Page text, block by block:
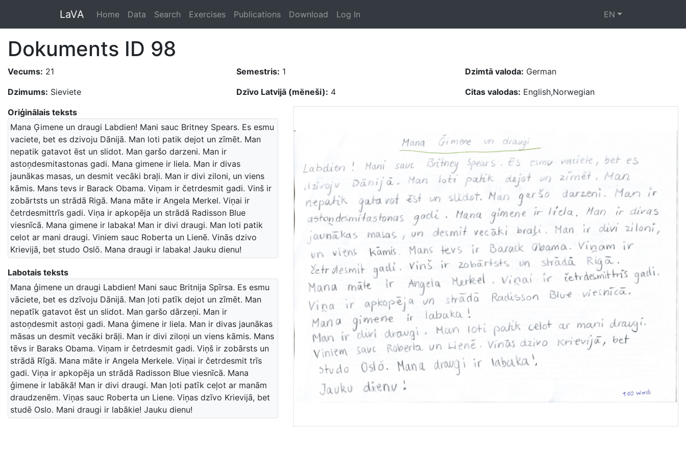
LaVA Home Data Search Exercises Publications Download Log In EN
Dokuments ID 98
Vecums: 21
Dzimums: Sieviete
Semestris: 1
Dzīvo Latvijā (mēneši): 4
Dzimtā valoda: German
Citas valodas: English,Norwegian
Oriģinālais teksts
Mana Ģimene un draugi Labdien! Mani sauc Britney Spears. Es esmu
vaciete, bet es dzivoju Dānijā. Man loti patik dejot un zīmēt. Man
nepatik gatavot ēst un slidot. Man garšo darzeni. Man ir
astoņdesmitastonas gadi. Mana gimene ir liela. Man ir divas
jaunākas masas, un desmit vecāki braļi. Man ir divi ziloni, un viens
kāmis. Mans tevs ir Barack Obama. Viņam ir četrdesmit gadi. Vinš ir
zobārtsts un strādā Rigā. Mana māte ir Angela Merkel. Viņai ir
četrdesmittrīs gadi. Viņa ir apkopēja un strādā Radisson Blue
viesnīcā. Mana gimene ir labaka! Man ir divi draugi. Man loti patik
celot ar mani draugi. Viniem sauc Roberta un Lienē. Vinās dzivo
Krievijā, bet studo Oslō. Mana draugi ir labaka! Jauku dienu!
Labotais teksts
Mana ģimene un draugi Labdien! Mani sauc Britnija Spīrsa. Es esmu
vāciete, bet es dzīvoju Dānijā. Man ļoti patīk dejot un zīmēt. Man
nepatīk gatavot ēst un slidot. Man garšo dārzeņi. Man ir
astoņdesmit astoņi gadi. Mana ģimene ir liela. Man ir divas jaunākas
māsas un desmit vecāki brāļi. Man ir divi ziloņi un viens kāmis. Mans
tēvs ir Baraks Obama. Viņam ir četrdesmit gadi. Viņš ir zobārsts un
strādā Rīgā. Mana māte ir Angela Merkele. Viņai ir četrdesmit trīs
gadi. Viņa ir apkopēja un strādā Radisson Blue viesnīcā. Mana
ģimene ir labākā! Man ir divi draugi. Man ļoti patīk ceļot ar manām
draudzenēm. Viņas sauc Roberta un Liene. Viņas dzīvo Krievijā, bet
studē Oslo. Mani draugi ir labākie! Jauku dienu!